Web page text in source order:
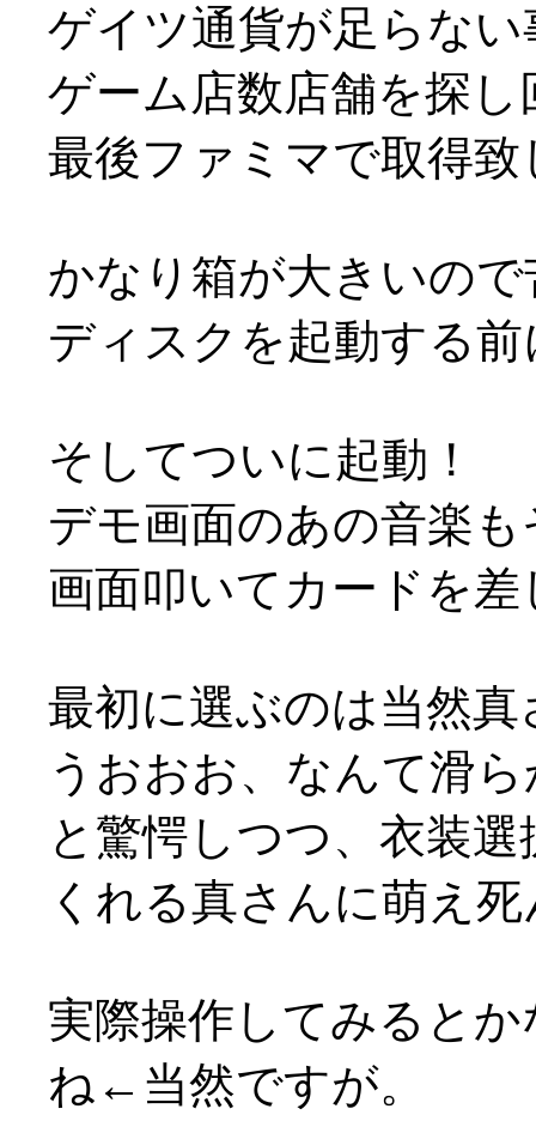
ゲイツ通貨が足らな
ゲーム店数店舗を探
最後ファミマで取得致
かなり箱が大きいの
ディスクを起動する
そしてついに起動！
デモ画面のあの音楽
画面叩いてカードを
最初に選ぶのは当然真
うおおお、なんて滑
と驚愕しつつ、衣装
くれる真さんに萌え
実際操作してみると
ね←当然ですが。